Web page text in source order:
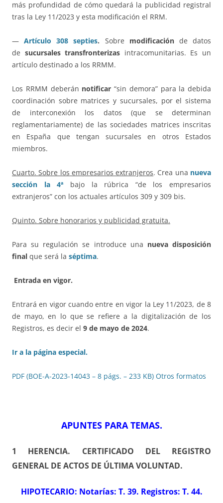
más profundidad de cómo quedará la publicidad registral
tras la Ley 11/2023 y esta modificación el RRM.
—Artículo 308 septies. Sobre modificaciónde datos
de sucursales transfronterizas intracomunitarias. Es un
artículo destinado a los RRMM.
Los RRMM deberán notificar “sin demora” para la debida
coordinación sobre matrices y sucursales, por el sistema
de interconexión los datos (que se determinan
reglamentariamente) de las sociedades matrices inscritas
en España que tengan sucursales en otros Estados
miembros.
Cuarto. Sobre los empresarios extranjeros. Crea una nueva
sección la 4ª bajo la rúbrica “de los empresarios
extranjeros” con los actuales artículos 309 y 309 bis.
Quinto. Sobre honorarios y publicidad gratuita.
Para su regulación se introduce una nueva disposición
final que será la séptima.
Entrada en vigor.
Entrará en vigor cuando entre en vigor la Ley 11/2023, de 8
de mayo, en lo que se refiere a la digitalización de los
Registros, es decir el 9 de mayo de 2024.
Ir a la página especial.
PDF (BOE-A-2023-14043 – 8 págs. – 233 KB) Otros formatos
APUNTES PARA TEMAS.
1 HERENCIA. CERTIFICADO DEL REGISTRO
GENERAL DE ACTOS DE ÚLTIMA VOLUNTAD.
HIPOTECARIO: Notarías: T. 39. Registros: T. 44.